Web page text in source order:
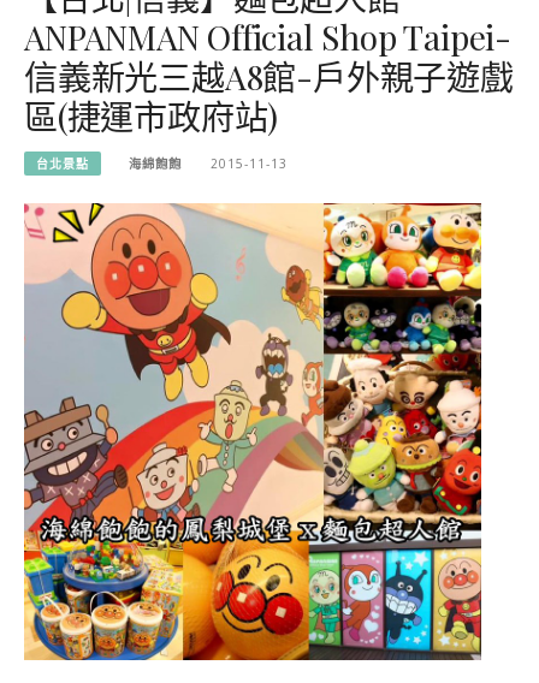
ANPANMAN Official Shop Taipei-
信義新光三越A8館-戶外親子遊戲
區(捷運市政府站)
台北景點 海綿飽飽 2015-11-13